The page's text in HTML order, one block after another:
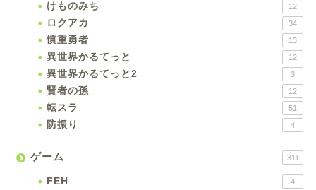
けものみち 12
ロクアカ 34
慎重勇者 13
異世界かるてっと 12
異世界かるてっと2 3
賢者の孫 12
転スラ 51
防振り 4
ゲーム 311
FEH 4